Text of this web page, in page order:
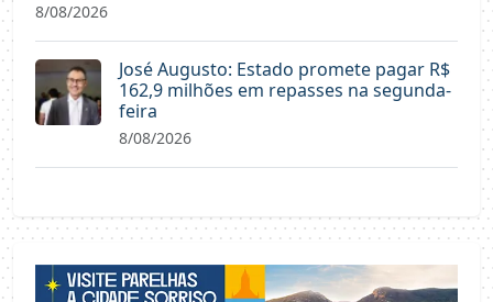
8/08/2026
José Augusto: Estado promete pagar R$
162,9 milhões em repasses na segunda-
feira
8/08/2026